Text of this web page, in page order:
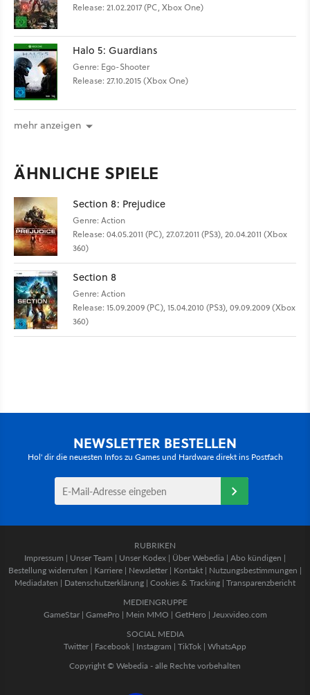
Release: 21.02.2017 (PC, Xbox One)
Halo 5: Guardians
Genre: Ego-Shooter
Release: 27.10.2015 (Xbox One)
mehr anzeigen
ÄHNLICHE SPIELE
Section 8: Prejudice
Genre: Action
Release: 04.05.2011 (PC), 27.07.2011 (PS3), 20.04.2011 (Xbox
360)
Section 8
Genre: Action
Release: 15.09.2009 (PC), 15.04.2010 (PS3), 09.09.2009 (Xbox
360)
NEWSLETTER BESTELLEN
Hol' dir die neuesten Infos zu Games und Hardware direkt ins Postfach
RUBRIKEN
Impressum | Unser Team | Unser Kodex | Über Webedia | Abo kündigen |
Bestellung widerrufen | Karriere | Newsletter | Kontakt | Nutzungsbestimmungen |
Mediadaten | Datenschutzerklärung | Cookies & Tracking | Transparenzbericht
MEDIENGRUPPE
GameStar| GamePro | Mein MMO | GetHero | Jeuxvideo.com
SOCIAL MEDIA
Twitter | Facebook | Instagram | TikTok | WhatsApp
Copyright © Webedia - alle Rechte vorbehalten